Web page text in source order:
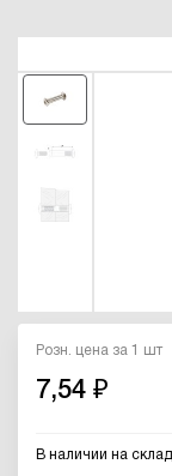
Розн. цена за 1 шт
7,54 ₽
В наличии на